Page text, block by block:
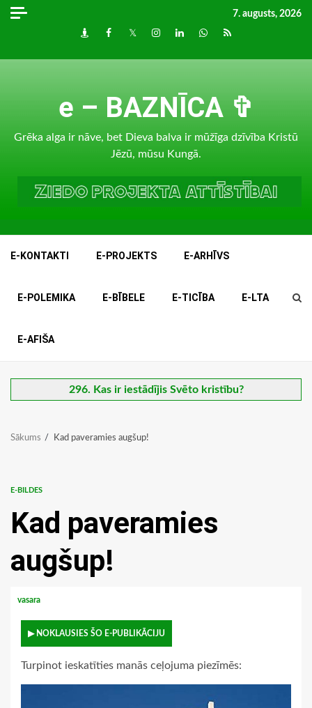
Skip
7. augusts, 2026
DraugiemFacebook
TwitterInstagram
LinkedInwhatsapp
RSS
e – BAZNĪCA ✞
Grēka alga ir nāve, bet Dieva balva ir mūžīga dzīvība Kristū
Jēzū, mūsu Kungā.
E-KONTAKTI E-PROJEKTS E-ARHĪVS
E-POLEMIKA E-BĪBELE E-TICĪBA E-LTA
E-AFIŠA
296. Kas ir iestādījis Svēto kristību?
Sākums Kad paveramies augšup!
E-BILDES
Kad paveramies
augšup!
vasara
▶ NOKLAUSIES ŠO E-PUBLIKĀCIJU
Turpinot ieskatīties manās ceļojuma piezīmēs: